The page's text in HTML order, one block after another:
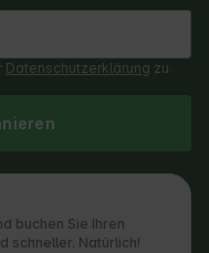
Datenschutzerklärung zu.
buchen Sie Ihren
schneller. Natürlich!